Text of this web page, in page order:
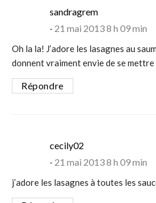
sandragremsays:
21 mai 2013 8 h 09 min
Oh la la! J’adore les lasagnes au
donnent vraiment envie de se
Répondre
cecily02
21 mai 2013 8 h 09 min
j’adore les lasagnes à toutes les